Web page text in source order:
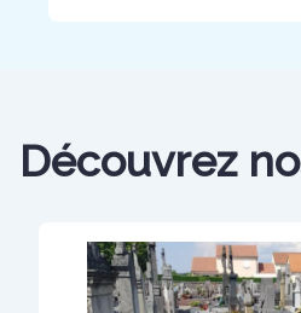
Découvrez